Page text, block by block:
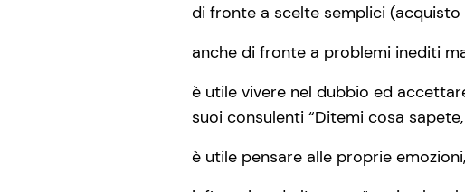
di fronte a scelte semplici
anche di fronte a problemi inediti
è utile vivere nel dubbio ed
suoi consulenti “Ditemi cosa
è utile pensare alle proprie